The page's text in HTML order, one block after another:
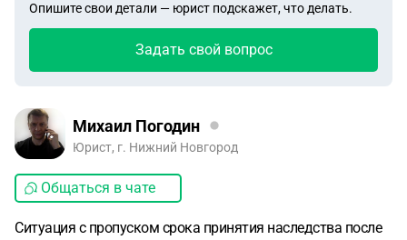
Опишите свои детали — юрист подскажет, что делать.
Задать свой вопрос
Михаил Погодин
Юрист, г. Нижний Новгород
Общаться в чате
Ситуация с пропуском срока принятия наследства после